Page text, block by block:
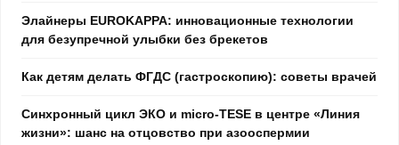
Элайнеры EUROKAPPA: инновационные технологии
для безупречной улыбки без брекетов
Как детям делать ФГДС (гастроскопию): советы врачей
Синхронный цикл ЭКО и micro-TESE в центре «Линия
жизни»: шанс на отцовство при азооспермии